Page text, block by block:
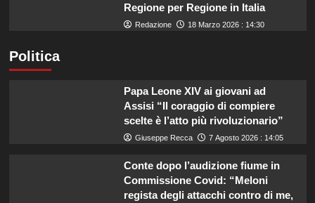
Regione per Regione in Italia
Redazione 18 Marzo 2026 : 14:30
Politica
Papa Leone XIV ai giovani ad
Assisi “Il coraggio di compiere
scelte è l’atto più rivoluzionario”
Giuseppe Recca 7 Agosto 2026 : 14:05
Conte dopo l’audizione fiume in
Commissione Covid: “Meloni
regista degli attacchi contro di me,